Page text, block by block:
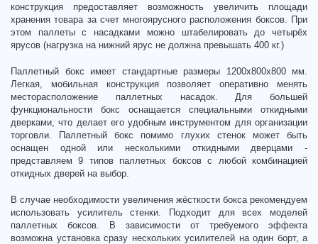
конструкция предоставляет возможность увеличить площади
хранения товара за счет многоярусного расположения боксов. При
этом паллеты с насадками можно штабелировать до четырёх
ярусов (нагрузка на нижний ярус не должна превышать 400 кг.)
Паллетный бокс имеет стандартные размеры 1200х800х800 мм.
Легкая, мобильная конструкция позволяет оперативно менять
месторасположение паллетных насадок. Для большей
функциональности бокс оснащается специальными откидными
дверками, что делает его удобным инструментом для организации
торговли. Паллетный бокс помимо глухих стенок может быть
оснащен одной или несколькими откидными дверцами -
представляем 9 типов паллетных боксов с любой комбинацией
откидных дверей на выбор.
В случае необходимости увеличения жёсткости бокса рекомендуем
использовать усилитель стенки. Подходит для всех моделей
паллетных боксов. В зависимости от требуемого эффекта
возможна установка сразу нескольких усилителей на один борт, а